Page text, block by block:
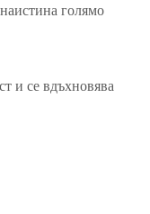
голямо
и се вдъхновява